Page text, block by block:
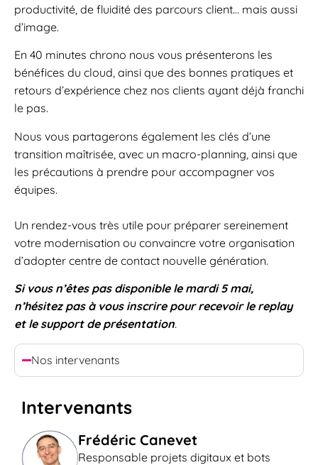
productivité, de fluidité des parcours client… mais aussi
d’image.
En 40 minutes chrono nous vous présenterons les
bénéfices du cloud, ainsi que des bonnes pratiques et
retours d’expérience chez nos clients ayant déjà franchi
le pas.
Nous vous partagerons également les clés d’une
transition maîtrisée, avec un macro-planning, ainsi que
les précautions à prendre pour accompagner vos
équipes.
Un rendez-vous très utile pour préparer sereinement
votre modernisation ou convaincre votre organisation
d’adopter centre de contact nouvelle génération.
Si vous n’êtes pas disponible le mardi 5 mai,
n’hésitez pas à vous inscrire pour recevoir le replay
et le support de présentation.
Nos intervenants
Intervenants
Frédéric Canevet
Responsable projets digitaux et bots